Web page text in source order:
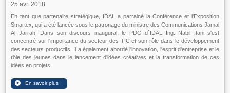
25 avr. 2018
En tant que partenaire stratégique, IDAL a parrainé la Conférence et l'Exposition
Smartex, qui a été lancée sous le patronage du ministre des Communications Jamal
Al Jarrah. Dans son discours inaugural, le PDG d`IDAL Ing. Nabil Itani s'est
concentré sur l'importance du secteur des TIC et son rôle dans le développement
des secteurs productifs. Il a également abordé l'innovation, l'esprit d'entreprise et le
rôle des jeunes dans le lancement d'idées créatives et la transformation de ces
idées en projets.